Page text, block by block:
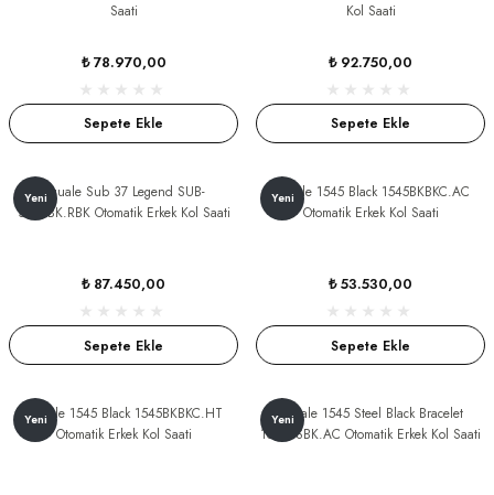
Saati
₺ 78.970,00
Sepete Ekle
Kol Saati
₺ 92.750,00
Sepete Ekle
YeniSquale Sub 37 Legend SUB-
37BKBK.RBK Otomatik Erkek Kol Saati
₺ 87.450,00
Sepete Ekle
Yeni
Squale 1545 Black 1545BKBKC.AC
Otomatik Erkek Kol Saati
₺ 53.530,00
Sepete Ekle
Yeni
Squale 1545 Black 1545BKBKC.HT
Otomatik Erkek Kol Saati
Yeni
Squale 1545 Steel Black Bracelet
1545SSBK.AC Otomatik Erkek Kol Saati